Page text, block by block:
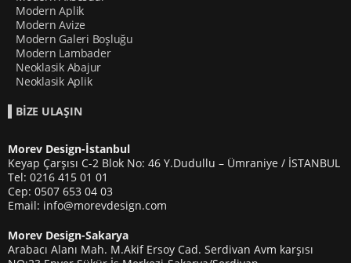
Modern Aplik
Modern Avize
Modern Galeri Boşluğu
Modern Lambader
Neoklasik Abajur
Neoklasik Aplik
BİZE ULAŞIN
Morev Design-İstanbul
Keyap Çarşısı C-2 Blok No: 46 Y.Dudullu – Ümraniye / İSTANBUL
Tel: 0216 415 01 01
Cep: 0507 653 04 03
Email: info@morevdesign.com
Morev Design-Sakarya
Arabacı Alanı Mah. M.Akif Ersoy Cad. Serdivan Avm karşısı